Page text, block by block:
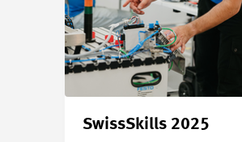
SwissSkills 2025